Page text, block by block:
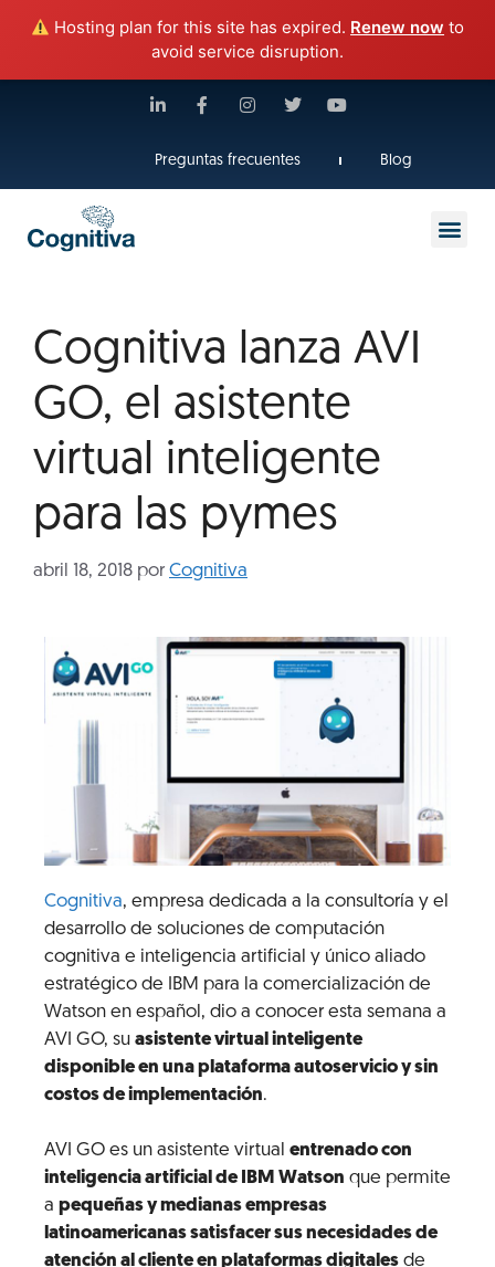
Hosting plan for this site has expired. Renew now to
avoid service disruption.
Preguntas frecuentes Blog
Cognitiva lanza AVI
GO, el asistente
virtual inteligente
para las pymes
abril 18, 2018 por Cognitiva
Cognitiva, empresa dedicada a la consultoría y el
desarrollo de soluciones de computación
cognitiva e inteligencia artificial y único aliado
estratégico de IBM para la comercialización de
Watson en español, dio a conocer esta semana a
AVI GO, su asistente virtual inteligente
disponible en una plataforma autoservicio y sin
costos de implementación.
AVI GO es un asistente virtual entrenado con
inteligencia artificial de IBM Watson que permite
a pequeñas y medianas empresas
latinoamericanas satisfacer sus necesidades de
atención al cliente en plataformas digitales de